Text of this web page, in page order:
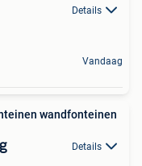
Details
Vandaag
wandfonteinen
Details